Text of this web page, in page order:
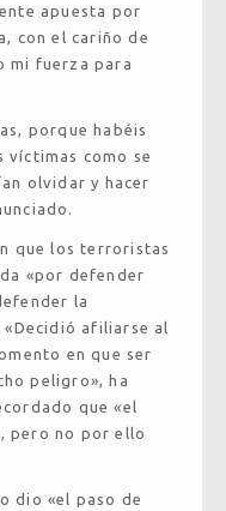
apuesta por
con el cariño de
mi fuerza para
porque habéis
víctimas como se
olvidar y hacer
que los terroristas
«por defender
la
afiliarse al
en que ser
peligro», ha
que «el
pero no por ello
dio «el paso de